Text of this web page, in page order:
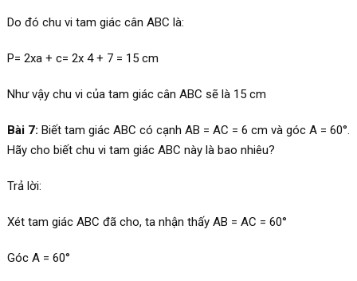
Do đó chu vi tam giác cân ABC là:
P= 2xa + c= 2x 4 + 7 = 15 cm
Như vậy chu vi của tam giác cân ABC sẽ là 15 cm
Bài 7: Biết tam giác ABC có cạnh AB = AC = 6 cm và góc A = 60°.
Hãy cho biết chu vi tam giác ABC này là bao nhiêu?
Trả lời:
Xét tam giác ABC đã cho, ta nhận thấy AB = AC = 60°
Góc A = 60°